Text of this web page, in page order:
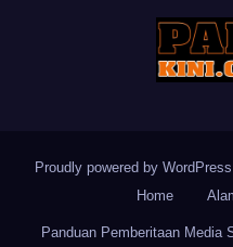
Proudly powered by WordPress
Home
Panduan Pemberitaan Media